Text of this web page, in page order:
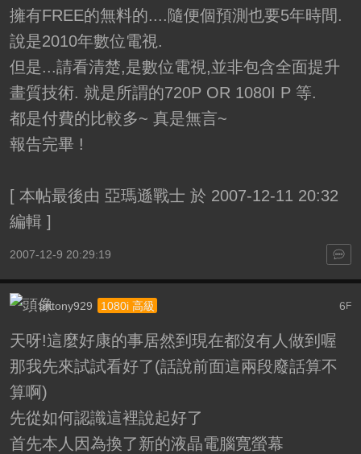
擁有FREE的無料的....隨便個預測也要5年時間.
說是2010年數位電視.
但是...請看清楚,是數位電視,並非包含全面提升
畫質技術. 就是所謂的720P OR 1080I P 等.
都是付費的比較多~ 真是無言~
報告完畢 !
[本帖最後由 亞瑪遜戰士 於 2007-12-11 20:32
編輯 ]
2007-12-9 20:29:19
6F
antony929 1080i 高級
天呀!這麼好康的事居然到現在都沒有人做到喔
那我先來試試看好了(話說前面這兩段廢話算不
算啊)
先從如何認識這裡說起好了
首先本人因為換了新的液晶電腦寬螢幕